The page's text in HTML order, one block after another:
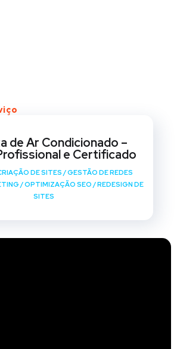
de Ar Condicionado –
e Certificado
DE SITES /GESTÃO DE REDES
/OPTIMIZAÇÃO SEO /REDESIGN DE
SITES